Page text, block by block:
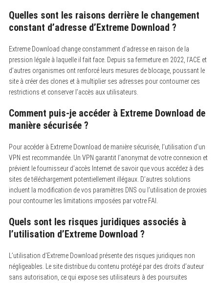
Quelles sont les raisons derrière le changement
constant d’adresse d’Extreme Download ?
Extreme Download change constamment d’adresse en raison de la
pression légale à laquelle il fait face. Depuis sa fermeture en 2022, l’ACE et
d’autres organismes ont renforcé leurs mesures de blocage, poussant le
site à créer des clones et à multiplier ses adresses pour contourner ces
restrictions et conserver l’accès aux utilisateurs.
Comment puis-je accéder à Extreme Download de
manière sécurisée ?
Pour accéder à Extreme Download de manière sécurisée, l’utilisation d’un
VPN est recommandée. Un VPN garantit l’anonymat de votre connexion et
prévient le fournisseur d’accès Internet de savoir que vous accédez à des
sites de téléchargement potentiellement illégaux. D’autres solutions
incluent la modification de vos paramètres DNS ou l’utilisation de proxies
pour contourner les limitations imposées par votre FAI.
Quels sont les risques juridiques associés à
l’utilisation d’Extreme Download ?
L’utilisation d’Extreme Download présente des risques juridiques non
négligeables.
Le site distribue du contenu protégé par des droits d’auteur
sans autorisation, ce qui expose ses utilisateurs à des poursuites